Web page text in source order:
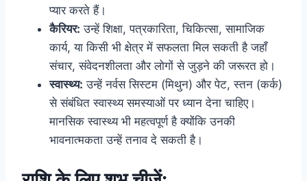
प्यार करते हैं।
कैरियर: उन्हें शिक्षा, पत्रकारिता, चिकित्सा, सामाजिक
कार्य, या किसी भी क्षेत्र में सफलता मिल सकती है जहाँ
संचार, संवेदनशीलता और लोगों से जुड़ने की जरूरत हो।
स्वास्थ्य: उन्हें नर्वस सिस्टम (मिथुन) और पेट, स्तन (कर्क)
से संबंधित स्वास्थ्य समस्याओं पर ध्यान देना चाहिए।
मानसिक स्वास्थ्य भी महत्वपूर्ण है क्योंकि उनकी
भावनात्मकता उन्हें तनाव दे सकती है।